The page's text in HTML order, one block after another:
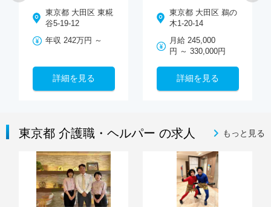
東京都 大田区 東糀
谷5-19-12
年収 242万円 ～
詳細を見る
東京都 大田区 鵜の
木1-20-14
月給 245,000
円 ～ 330,000円
詳細を見る
東京都 介護職・ヘルパー の求人 もっと見る